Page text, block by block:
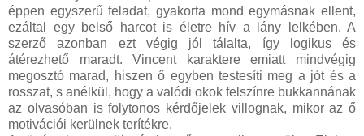
éppen egyszerű feladat, gyakorta mond egymásnak ellent,
ezáltal egy belső harcot is életre hív a lány lelkében. A
szerző azonban ezt végig jól tálalta, így logikus és
átérezhető maradt. Vincent karaktere emiatt mindvégig
megosztó marad, hiszen ő egyben testesíti meg a jót és a
rosszat, s anélkül, hogy a valódi okok felszínre bukkannának
az olvasóban is folytonos kérdőjelek villognak, mikor az ő
motivációi kerülnek terítékre.